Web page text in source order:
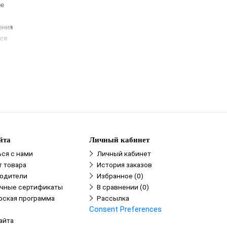
с нами
товара
сертификаты
программа
Личный кабинет
Личный кабинет
История заказов
Избранное (0)
В сравнении (0)
Рассылка
Consent Preferences